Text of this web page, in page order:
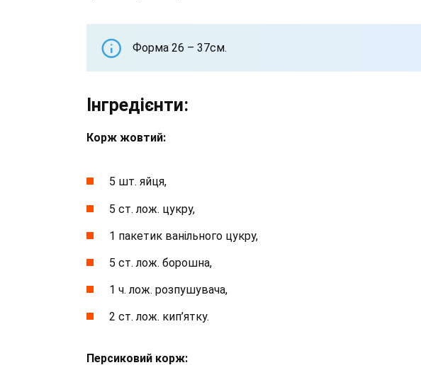
Форма 26 – 37см.
Інгредієнти:
Корж жовтий:
5 шт. яйця,
5 ст. лож. цукру,
1 пакетик ванільного цукру,
5 ст. лож. борошна,
1 ч. лож. розпушувача,
2 ст. лож. кип’ятку.
Персиковий корж: